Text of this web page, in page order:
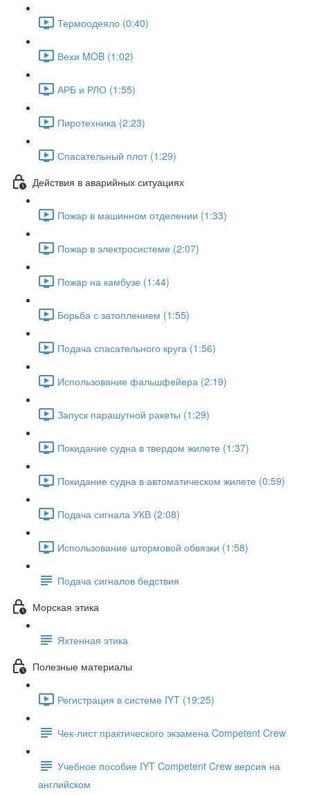
Термоодеяло (0:40)
Вехи MOB (1:02)
АРБ и РЛО (1:55)
Пиротехника (2:23)
Спасательный плот (1:29)
Действия в аварийных ситуациях
Пожар в машинном отделении (1:33)
Пожар в электросистеме (2:07)
Пожар на камбузе (1:44)
Борьба с затоплением (1:55)
Подача спасательного круга (1:56)
Использование фальшфейера (2:19)
Запуск парашутной ракеты (1:29)
Покидание судна в твердом жилете (1:37)
Покидание судна в автоматическом жилете (0:59)
Подача сигнала УКВ (2:08)
Использование штормовой обвязки (1:58)
Подача сигналов бедствия
Морская этика
Яхтенная этика
Полезные материалы
Регистрация в системе IYT (19:25)
Чек-лист практического экзамена Competent Crew
Учебное пособие IYT Competent Crew версия на
английском